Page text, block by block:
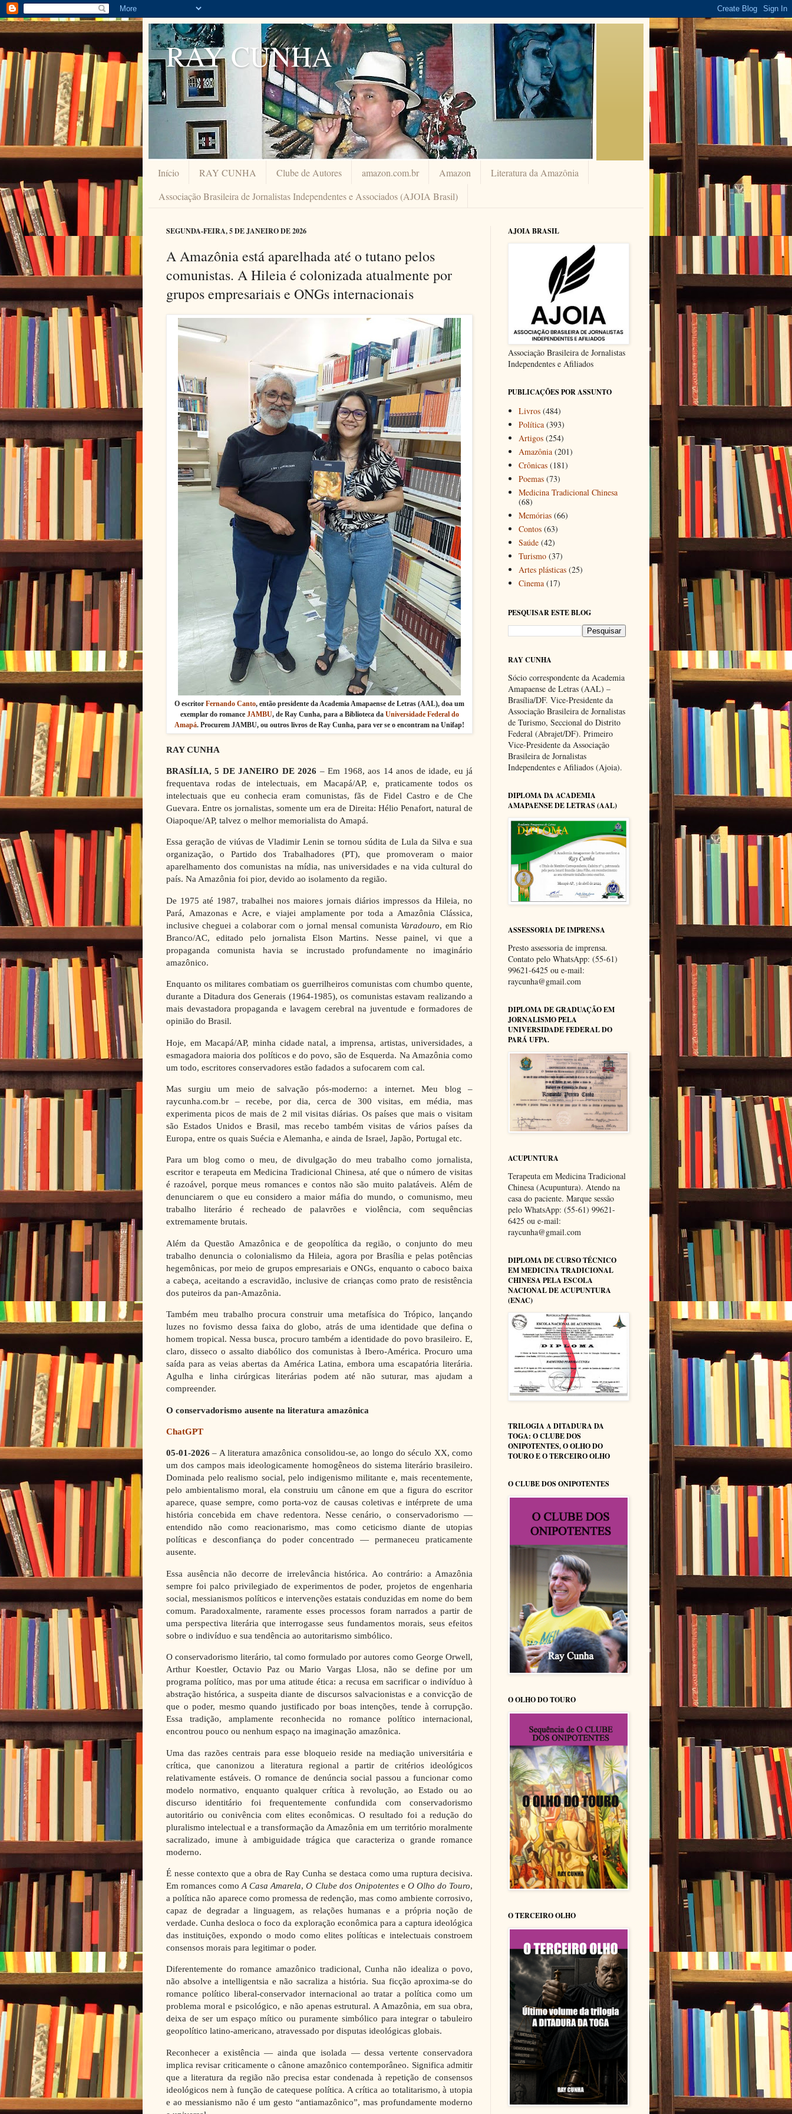
RAY CUNHA
Início RAY CUNHA Clube de Autores amazon.com.br Amazon
Literatura da Amazônia
Associação Brasileira de Jornalistas Independentes e Associados (AJOIA Brasil)
SEGUNDA-FEIRA, 5 DE JANEIRO DE 2026
A Amazônia está aparelhada até o tutano pelos
comunistas. A Hileia é colonizada atualmente por
grupos empresariais e ONGs internacionais
O escritor Fernando Canto, então presidente da Academia Amapaense de Letras (AAL), doa um
exemplar do romance JAMBU, de Ray Cunha, para a Biblioteca da Universidade Federal do
Amapá. Procurem JAMBU, ou outros livros de Ray Cunha, para ver se o encontram na Unifap!
RAY CUNHA
BRASÍLIA, 5 DE JANEIRO DE 2026 – Em 1968, aos 14 anos de idade, eu já
frequentava rodas de intelectuais, em Macapá/AP, e, praticamente todos os
intelectuais que eu conhecia eram comunistas, fãs de Fidel Castro e de Che
Guevara. Entre os jornalistas, somente um era de Direita: Hélio Penafort, natural de
Oiapoque/AP, talvez o melhor memorialista do Amapá.
Essa geração de viúvas de Vladimir Lenin se tornou súdita de Lula da Silva e sua
organização, o Partido dos Trabalhadores (PT), que promoveram o maior
aparelhamento dos comunistas na mídia, nas universidades e na vida cultural do
país. Na Amazônia foi pior, devido ao isolamento da região.
De 1975 até 1987, trabalhei nos maiores jornais diários impressos da Hileia, no
Pará, Amazonas e Acre, e viajei amplamente por toda a Amazônia Clássica,
inclusive cheguei a colaborar com o jornal mensal comunista Varadouro, em Rio
Branco/AC, editado pelo jornalista Elson Martins. Nesse painel, vi que a
propaganda comunista havia se incrustado profundamente no imaginário
amazônico.
Enquanto os militares combatiam os guerrilheiros comunistas com chumbo quente,
durante a Ditadura dos Generais (1964-1985), os comunistas estavam realizando a
mais devastadora propaganda e lavagem cerebral na juventude e formadores de
opinião do Brasil.
Hoje, em Macapá/AP, minha cidade natal, a imprensa, artistas, universidades, a
esmagadora maioria dos políticos e do povo, são de Esquerda. Na Amazônia como
um todo, escritores conservadores estão fadados a sufocarem com cal.
Mas surgiu um meio de salvação pós-moderno: a internet. Meu blog –
raycunha.com.br – recebe, por dia, cerca de 300 visitas, em média, mas
experimenta picos de mais de 2 mil visitas diárias. Os países que mais o visitam
são Estados Unidos e Brasil, mas recebo também visitas de vários países da
Europa, entre os quais Suécia e Alemanha, e ainda de Israel, Japão, Portugal etc.
Para um blog como o meu, de divulgação do meu trabalho como jornalista,
escritor e terapeuta em Medicina Tradicional Chinesa, até que o número de visitas
é razoável, porque meus romances e contos não são muito palatáveis. Além de
denunciarem o que eu considero a maior máfia do mundo, o comunismo, meu
trabalho literário é recheado de palavrões e violência, com sequências
extremamente brutais.
Além da Questão Amazônica e de geopolítica da região, o conjunto do meu
trabalho denuncia o colonialismo da Hileia, agora por Brasília e pelas potências
hegemônicas, por meio de grupos empresariais e ONGs, enquanto o caboco baixa
a cabeça, aceitando a escravidão, inclusive de crianças como prato de resistência
dos puteiros da pan-Amazônia.
Também meu trabalho procura construir uma metafísica do Trópico, lançando
luzes no fovismo dessa faixa do globo, atrás de uma identidade que defina o
homem tropical. Nessa busca, procuro também a identidade do povo brasileiro. E,
claro, disseco o assalto diabólico dos comunistas à Ibero-América. Procuro uma
saída para as veias abertas da América Latina, embora uma escapatória literária.
Agulha e linha cirúrgicas literárias podem até não suturar, mas ajudam a
compreender.
O conservadorismo ausente na literatura amazônica
ChatGPT
05-01-2026– A literatura amazônica consolidou-se, ao longo do século XX, como
um dos campos mais ideologicamente homogêneos do sistema literário brasileiro.
Dominada pelo realismo social, pelo indigenismo militante e, mais recentemente,
pelo ambientalismo moral, ela construiu um cânone em que a figura do escritor
aparece, quase sempre, como porta-voz de causas coletivas e intérprete de uma
história concebida em chave redentora. Nesse cenário, o conservadorismo —
entendido não como reacionarismo, mas como ceticismo diante de utopias
políticas e desconfiança do poder concentrado — permaneceu praticamente
ausente.
Essa ausência não decorre de irrelevância histórica. Ao contrário: a Amazônia
sempre foi palco privilegiado de experimentos de poder, projetos de engenharia
social, messianismos políticos e intervenções estatais conduzidas em nome do bem
comum. Paradoxalmente, raramente esses processos foram narrados a partir de
uma perspectiva literária que interrogasse seus fundamentos morais, seus efeitos
sobre o indivíduo e sua tendência ao autoritarismo simbólico.
O conservadorismo literário, tal como formulado por autores como George Orwell,
Arthur Koestler, Octavio Paz ou Mario Vargas Llosa, não se define por um
programa político, mas por uma atitude ética: a recusa em sacrificar o indivíduo à
abstração histórica, a suspeita diante de discursos salvacionistas e a convicção de
que o poder, mesmo quando justificado por boas intenções, tende à corrupção.
Essa tradição, amplamente reconhecida no romance político internacional,
encontrou pouco ou nenhum espaço na imaginação amazônica.
Uma das razões centrais para esse bloqueio reside na mediação universitária e
crítica, que canonizou a literatura regional a partir de critérios ideológicos
relativamente estáveis. O romance de denúncia social passou a funcionar como
modelo normativo, enquanto qualquer crítica à revolução, ao Estado ou ao
discurso identitário foi frequentemente confundida com conservadorismo
autoritário ou conivência com elites econômicas. O resultado foi a redução do
pluralismo intelectual e a transformação da Amazônia em um território moralmente
sacralizado, imune à ambiguidade trágica que caracteriza o grande romance
moderno.
É nesse contexto que a obra de Ray Cunha se destaca como uma ruptura decisiva.
Em romances comoA Casa Amarela,O Clube dos Onipotentese O Olho do Touro,
a política não aparece como promessa de redenção, mas como ambiente corrosivo,
capaz de degradar a linguagem, as relações humanas e a própria noção de
verdade. Cunha desloca o foco da exploração econômica para a captura ideológica
das instituições, expondo o modo como elites políticas e intelectuais constroem
consensos morais para legitimar o poder.
Diferentemente do romance amazônico tradicional, Cunha não idealiza o povo,
não absolve a intelligentsia e não sacraliza a história. Sua ficção aproxima-se do
romance político liberal-conservador internacional ao tratar a política como um
problema moral e psicológico, e não apenas estrutural. A Amazônia, em sua obra,
deixa de ser um espaço mítico ou puramente simbólico para integrar o tabuleiro
geopolítico latino-americano, atravessado por disputas ideológicas globais.
Reconhecer a existência — ainda que isolada — dessa vertente conservadora
implica revisar criticamente o cânone amazônico contemporâneo. Significa admitir
que a literatura da região não precisa estar condenada à repetição de consensos
ideológicos nem à função de catequese política. A crítica ao totalitarismo, à utopia
e ao messianismo não é um gesto “antiamazônico”, mas profundamente moderno
AJOIA BRASIL
Associação Brasileira de Jornalistas
Independentes e Afiliados
PUBLICAÇÕES POR ASSUNTO
Livros (484)
Política (393)
Artigos (254)
Amazônia (201)
Crônicas (181)
Poemas (73)
Medicina Tradicional Chinesa
(68)
Memórias (66)
Contos (63)
Saúde (42)
Turismo (37)
Artes plásticas (25)
Cinema (17)
PESQUISAR ESTE BLOG
RAY CUNHA
Sócio correspondente da Academia
Amapaense de Letras (AAL) –
Brasília/DF. Vice-Presidente da
Associação Brasileira de Jornalistas
de Turismo, Seccional do Distrito
Federal (Abrajet/DF). Primeiro
Vice-Presidente da Associação
Brasileira de Jornalistas
Independentes e Afiliados (Ajoia).
DIPLOMA DA ACADEMIA
AMAPAENSE DE LETRAS (AAL)
ASSESSORIA DE IMPRENSA
Presto assessoria de imprensa.
Contato pelo WhatsApp: (55-61)
99621-6425 ou e-mail:
raycunha@gmail.com
DIPLOMA DE GRADUAÇÃO EM
JORNALISMO PELA
UNIVERSIDADE FEDERAL DO
PARÁ UFPA.
ACUPUNTURA
Terapeuta em Medicina Tradicional
Chinesa (Acupuntura). Atendo na
casa do paciente. Marque sessão
pelo WhatsApp: (55-61) 99621-
6425 ou e-mail:
raycunha@gmail.com
DIPLOMA DE CURSO TÉCNICO
EM MEDICINA TRADICIONAL
CHINESA PELA ESCOLA
NACIONAL DE ACUPUNTURA
(ENAC)
TRILOGIA A DITADURA DA
TOGA: O CLUBE DOS
ONIPOTENTES, O OLHO DO
TOURO E O TERCEIRO OLHO
O CLUBE DOS ONIPOTENTES
O OLHO DO TOURO
O TERCEIRO OLHO